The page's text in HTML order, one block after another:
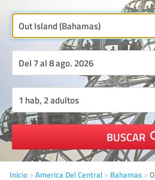
BUSCAR
Inicio America Del Central Bahamas